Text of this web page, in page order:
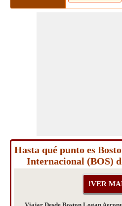
Hasta qué punto es
Internacional (BOS)